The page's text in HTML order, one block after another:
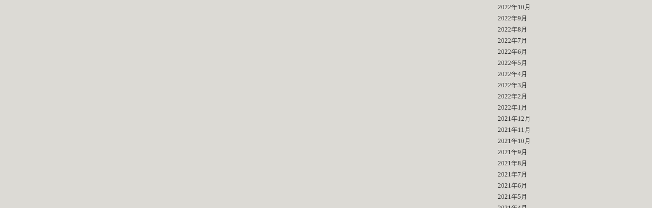
2022年10月
2022年9月
2022年8月
2022年7月
2022年6月
2022年5月
2022年4月
2022年3月
2022年2月
2022年1月
2021年12月
2021年11月
2021年10月
2021年9月
2021年8月
2021年7月
2021年6月
2021年5月